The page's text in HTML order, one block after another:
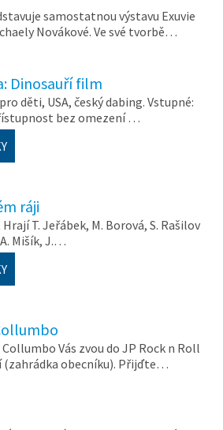
samostatnou výstavu Exuvie
Novákové. Ve své tvorbě…
Dinosauří film
děti, USA, český dabing. Vstupné:
bez omezení …
ráji
T. Jeřábek, M. Borová, S. Rašilov
Mišík, J.…
Vás zvou do JP Rock n Roll
(zahrádka obecníku). Přijďte…